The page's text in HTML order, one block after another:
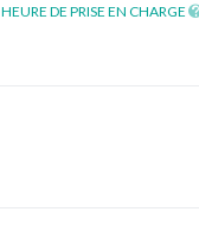
HEURE DE PRISE EN CHARGE